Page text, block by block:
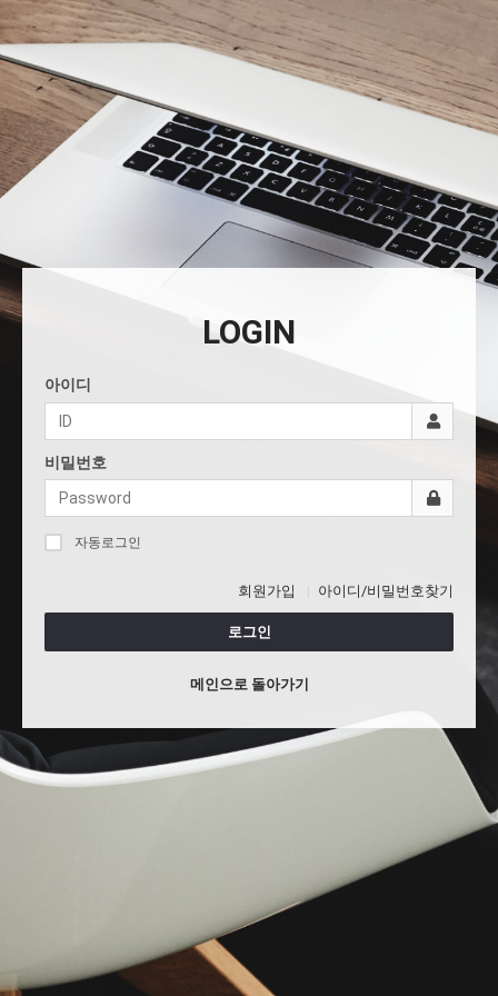
LOGIN
아이디
비밀번호
자동로그인
회원가입 아이디/비밀번호찾기
로그인
메인으로 돌아가기